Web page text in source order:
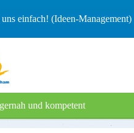
uns einfach! (Ideen-Management)
und kompetent